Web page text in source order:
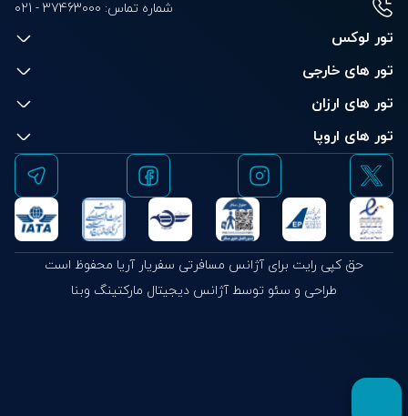
شماره تماس: 021 - 37463000
تور لوکس
تور های خارجی
تور های ارزان
تور های اروپا
حق کپی رایت برای آژانس مسافرتی سفریار آریا محفوظ است
طراحی و سئو توسط آژانس دیجیتال مارکتینگ وبنا